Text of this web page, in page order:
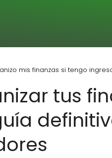
mis finanzas si tengo
tus